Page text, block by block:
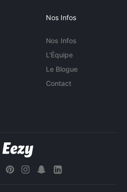
Nos Infos
Nos Infos
L'Équipe
Le Blogue
Contact